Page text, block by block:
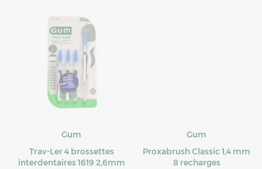
Gum
Trav-Ler 4 brossettes
interdentaires 1619 2,6mm
Gum
Proxabrush Classic 1,4 mm
8 recharges